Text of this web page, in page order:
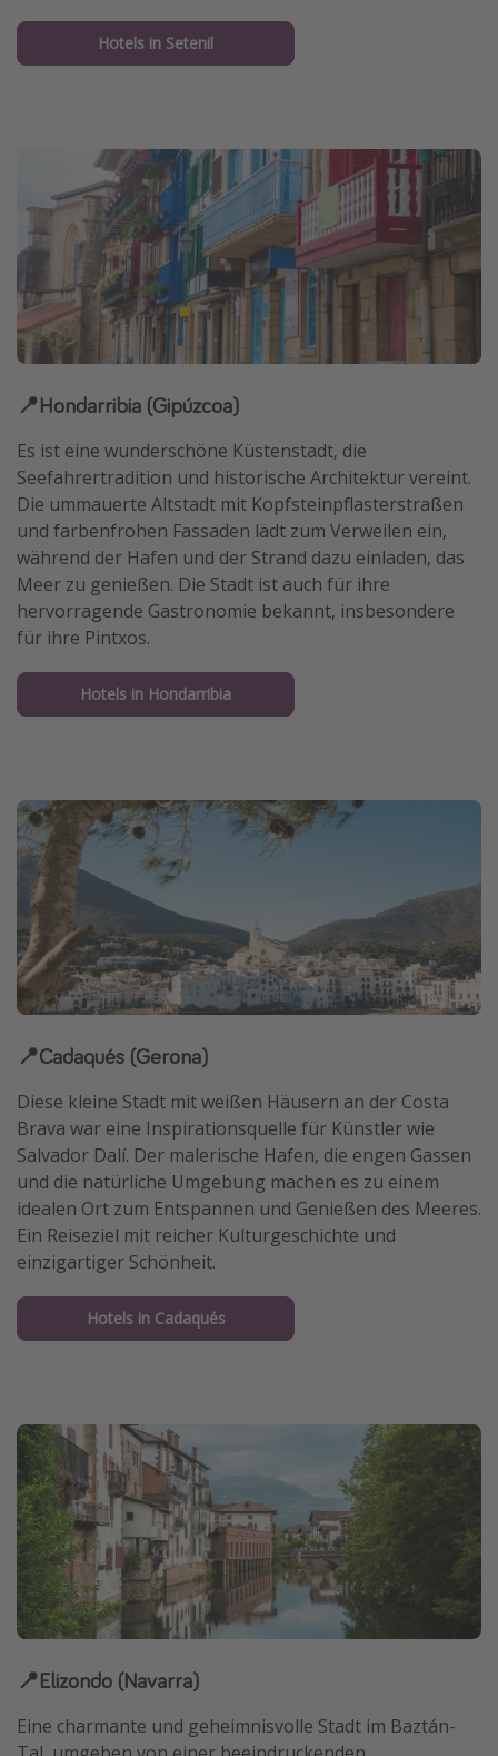
Hotels in Setenil
📍Hondarribia (Gipúzcoa)
Es ist eine wunderschöne Küstenstadt, die
Seefahrertradition und historische Architektur vereint.
Die ummauerte Altstadt mit Kopfsteinpflasterstraßen
und farbenfrohen Fassaden lädt zum Verweilen ein,
während der Hafen und der Strand dazu einladen, das
Meer zu genießen. Die Stadt ist auch für ihre
hervorragende Gastronomie bekannt, insbesondere
für ihre Pintxos.
Hotels in Hondarribia
📍Cadaqués (Gerona)
Diese kleine Stadt mit weißen Häusern an der Costa
Brava war eine Inspirationsquelle für Künstler wie
Salvador Dalí. Der malerische Hafen, die engen Gassen
und die natürliche Umgebung machen es zu einem
idealen Ort zum Entspannen und Genießen des Meeres.
Ein Reiseziel mit reicher Kulturgeschichte und
einzigartiger Schönheit.
Hotels in Cadaqués
📍Elizondo (Navarra)
Eine charmante und geheimnisvolle Stadt im Baztán-